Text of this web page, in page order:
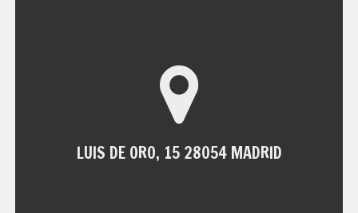
LUIS DE ORO, 15 28054 MADRID